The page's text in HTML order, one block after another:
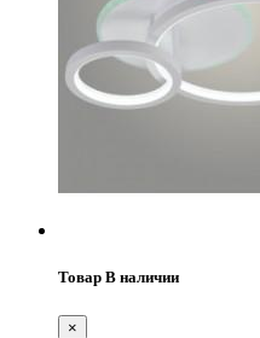
Товар В наличии
×